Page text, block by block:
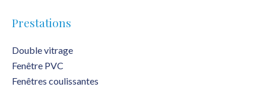
Prestations
Double vitrage
Fenêtre PVC
Fenêtres coulissantes